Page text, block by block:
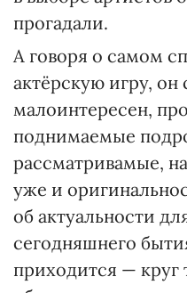
прогадали.
А говоря о самом
актёрскую игру, он
малоинтересен,
поднимаемые
рассматривамые,
уже и
об актуальности
сегодняшнего
приходится — круг